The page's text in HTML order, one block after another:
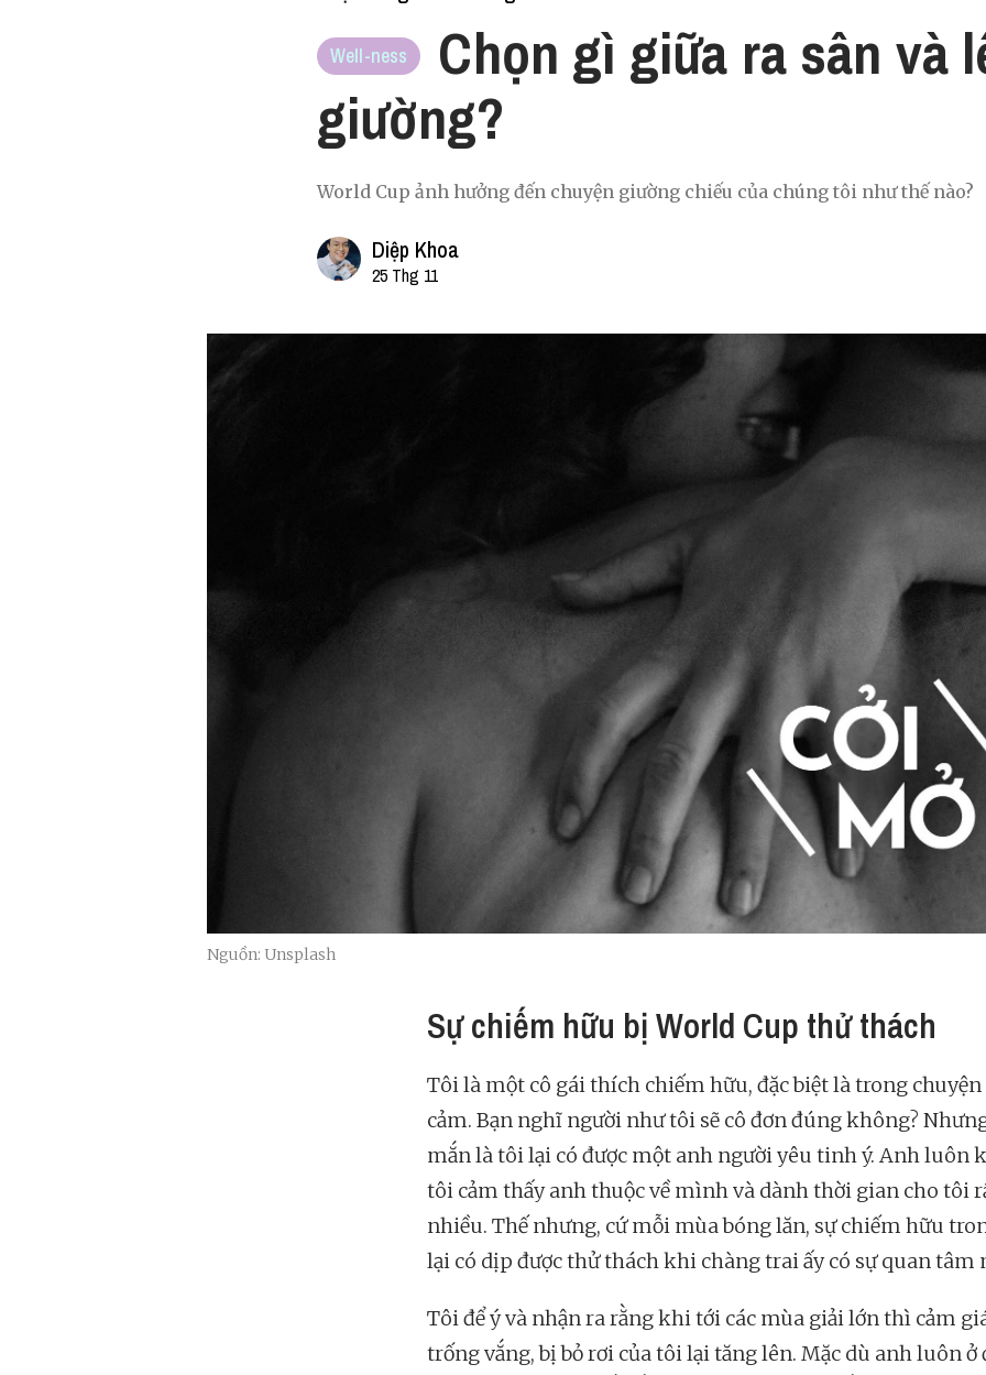
Well-ness
Chọn gì giữa ra sân và
giường?
World Cup ảnh hưởng đến chuyện giường chiếu của chúng tôi như thế nào?
Diệp Khoa
25 Thg 11
Nguồn: Unsplash
Sự chiếm hữu bị World Cup thử thách
Tôi là một cô gái thích chiếm hữu, đặc biệt là trong
cảm. Bạn nghĩ người như tôi sẽ cô đơn đúng không?
mắn là tôi lại có được một anh người yêu tinh ý. Anh luôn
tôi cảm thấy anh thuộc về mình và dành thời gian cho tôi
nhiều. Thế nhưng, cứ mỗi mùa bóng lăn, sự chiếm hữu
lại có dịp được thử thách khi chàng trai ấy có sự quan tâm
Tôi để ý và nhận ra rằng khi tới các mùa giải lớn thì cảm
trống vắng, bị bỏ rơi của tôi lại tăng lên. Mặc dù anh luôn ở